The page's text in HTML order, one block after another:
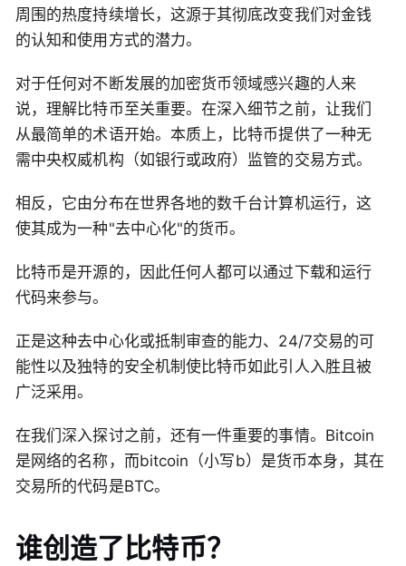
周围的热度持续增长，这源于其彻底改变我们对金钱
的认知和使用方式的潜力。
对于任何对不断发展的加密货币领域感兴趣的人来
说，理解比特币至关重要。在深入细节之前，让我们
从最简单的术语开始。本质上，比特币提供了一种无
需中央权威机构（如银行或政府）监管的交易方式。
相反，它由分布在世界各地的数千台计算机运行，这
使其成为一种"去中心化"的货币。
比特币是开源的，因此任何人都可以通过下载和运行
代码来参与。
正是这种去中心化或抵制审查的能力、24/7交易的可
能性以及独特的安全机制使比特币如此引人入胜且被
广泛采用。
在我们深入探讨之前，还有一件重要的事情。Bitcoin
是网络的名称，而bitcoin（小写b）是货币本身，其在
交易所的代码是BTC。
谁创造了比特币？